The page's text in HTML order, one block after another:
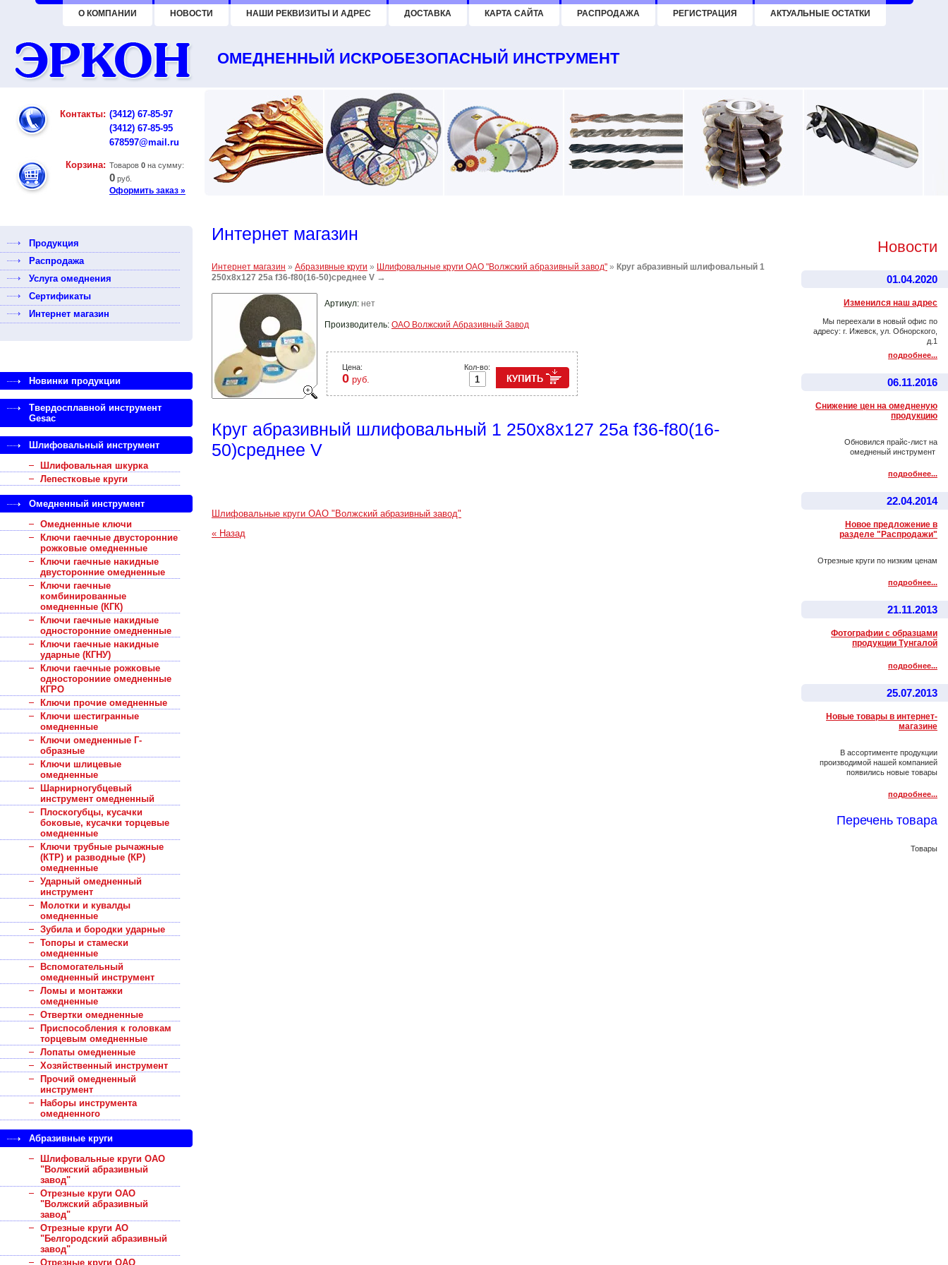
ОМЕДНЕННЫЙ ИСКРОБЕЗОПАСНЫЙ ИНСТРУМЕНТ
О КОМПАНИИ НОВОСТИ НАШИ РЕКВИЗИТЫ И АДРЕС ДОСТАВКА КАРТА САЙТА РАСПРОДАЖА РЕГИСТРАЦИЯ АКТУАЛЬНЫЕ ОСТАТКИ
Контакты: (3412) 67-85-97
(3412) 67-85-95
678597@mail.ru
Корзина: Товаров 0 на сумму:
0 руб.
Оформить заказ »
Интернет магазин
Интернет магазин » Абразивные круги » Шлифовальные круги ОАО "Волжский абразивный завод" » Круг абразивный шлифовальный 1
250х8х127 25а f36-f80(16-50)среднее V →
Артикул: нет
Производитель: ОАО Волжский Абразивный Завод
Кол-во:
Цена:
0 руб.
Круг абразивный шлифовальный 1 250х8х127 25а f36-f80(16-
50)среднее V
Шлифовальные круги ОАО "Волжский абразивный завод"
« Назад
Продукция
Распродажа
Услуга омеднения
Сертификаты
Интернет магазин
Новинки продукции
Твердосплавной инструмент
Gesac
Шлифовальный инструмент
Шлифовальная шкурка
Лепестковые круги
Омедненный инструмент
Омедненные ключи
Ключи гаечные двусторонние
рожковые омедненные
Ключи гаечные накидные
двусторонние омедненные
Ключи гаечные
комбинированные
омедненные (КГК)
Ключи гаечные накидные
односторонние омедненные
Ключи гаечные накидные
ударные (КГНУ)
Ключи гаечные рожковые
односторониие омедненные
КГРО
Ключи прочие омедненные
Ключи шестигранные
омедненные
Ключи омедненные Г-
образные
Ключи шлицевые
омедненные
Шарнирногубцевый
инструмент омедненный
Плоскогубцы, кусачки
боковые, кусачки торцевые
омедненные
Ключи трубные рычажные
(КТР) и разводные (КР)
омедненные
Ударный омедненный
инструмент
Молотки и кувалды
омедненные
Зубила и бородки ударные
Топоры и стамески
омедненные
Вспомогательный
омедненный инструмент
Ломы и монтажки
омедненные
Отвертки омедненные
Приспособления к головкам
торцевым омедненные
Лопаты омедненные
Хозяйственный инструмент
Прочий омедненный
инструмент
Наборы инструмента
омедненного
Абразивные круги
Шлифовальные круги ОАО
"Волжский абразивный
завод"
Отрезные круги ОАО
"Волжский абразивный
завод"
Отрезные круги АО
"Белгородский абразивный
завод"
Отрезные круги ОАО
Новости
01.04.2020
Изменился наш адрес
Мы переехали в новый офис по
адресу: г. Ижевск, ул. Обнорского,
д.1
подробнее...
06.11.2016
Снижение цен на омедненую
продукцию
Обновился прайс-лист на
омедненый инструмент
подробнее...
22.04.2014
Новое предложение в
разделе "Распродажи"
Отрезные круги по низким ценам
подробнее...
21.11.2013
Фотографии с образцами
продукции Тунгалой
подробнее...
25.07.2013
Новые товары в интернет-
магазине
В ассортименте продукции
производимой нашей компанией
появились новые товары
подробнее...
Перечень товара
Товары